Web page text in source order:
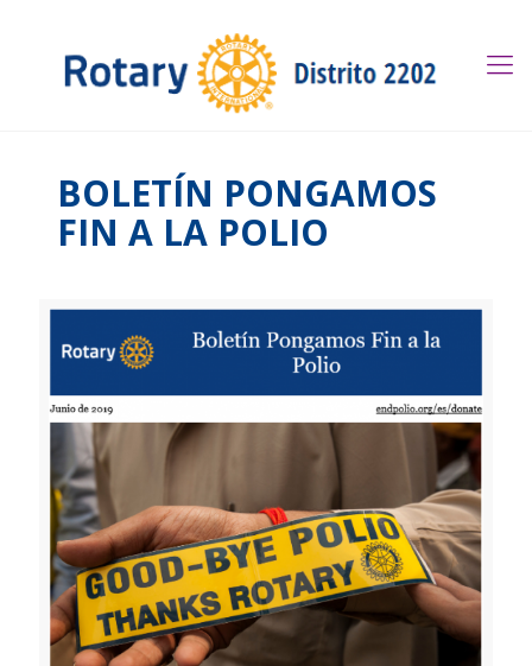
BOLETÍN PONGAMOS
FIN A LA POLIO